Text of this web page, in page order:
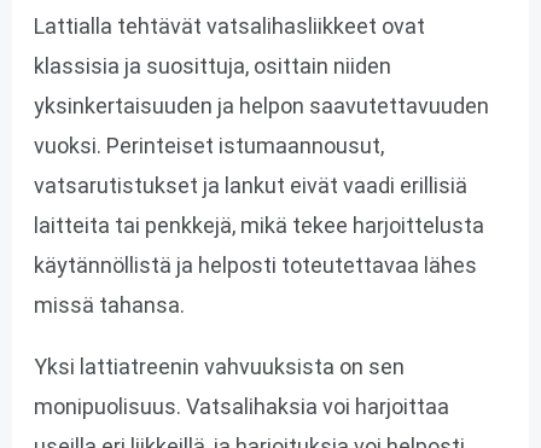
Lattialla tehtävät vatsalihasliikkeet ovat
klassisia ja suosittuja, osittain niiden
yksinkertaisuuden ja helpon saavutettavuuden
vuoksi. Perinteiset istumaannousut,
vatsarutistukset ja lankut eivät vaadi erillisiä
laitteita tai penkkejä, mikä tekee harjoittelusta
käytännöllistä ja helposti toteutettavaa lähes
missä tahansa.
Yksi lattiatreenin vahvuuksista on sen
monipuolisuus. Vatsalihaksia voi harjoittaa